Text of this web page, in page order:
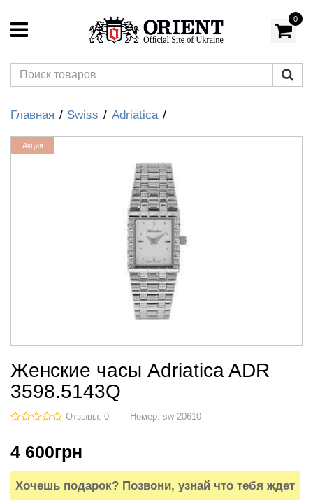
0
Главная Swiss Adriatica
Акция
Женские часы Adriatica ADR
3598.5143Q
Отзывы: 0 Номер: sw-20610
4 600грн
Хочешь подарок? Позвони, узнай что тебя ждет